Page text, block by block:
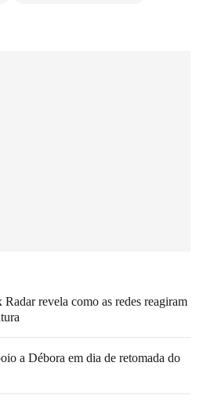
revela como as redes reagiram
a Débora em dia de retomada do